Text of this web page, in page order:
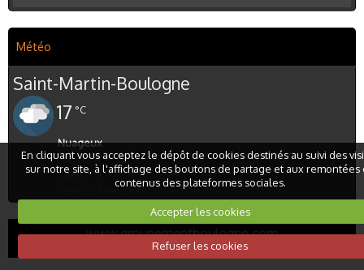
Météo
Saint-Martin-Boulogne
17 °C
Nuageux
Min: 13 °C
Max: 17 °C
Vent: 22 kmh 290°
www.groupementboulogne.com
En cliquant vous acceptez le dépôt de cookies destinés au suivi des
sur notre site, à l'affichage des boutons de partage et aux remontées
contenus des plateformes sociales.
Accepter les cookies
Refuser les cookies